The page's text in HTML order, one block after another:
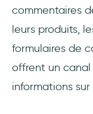
commentaires
leurs produits,
formulaires de
offrent un
informations